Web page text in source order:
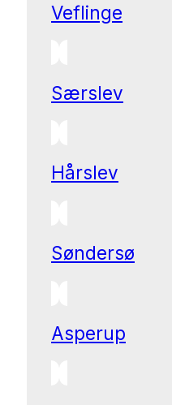
Veflinge
Særslev
Hårslev
Søndersø
Asperup